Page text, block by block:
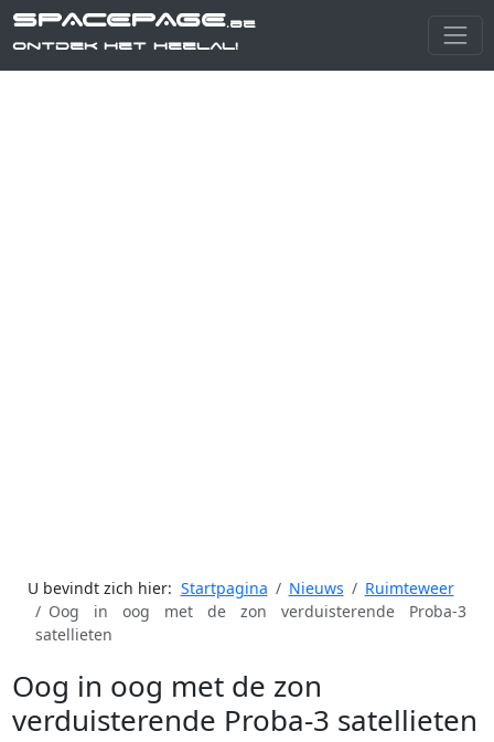
SPACEPAGE.be
Ontdek het heelal!
U bevindt zich hier: Startpagina Nieuws
Ruimteweer
Oog in oog met de zon verduisterende Proba-3
satellieten
Oog in oog met de zon
verduisterende Proba-3 satellieten